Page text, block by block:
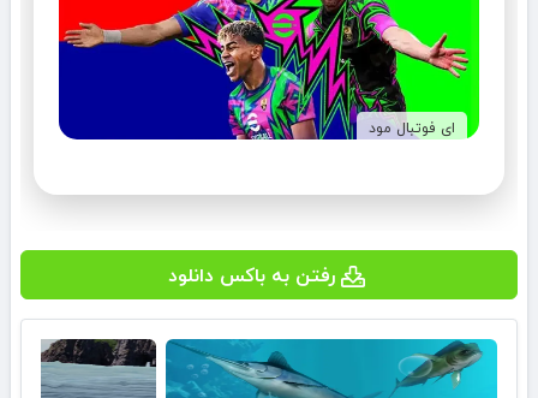
ای فوتبال مود
رفتن به باکس دانلود